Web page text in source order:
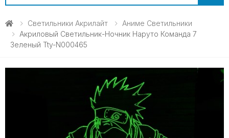
Светильники Акрилайт
Аниме Светильники
Акриловый Светильник-Ночник Наруто Команда 7
Зеленый Tty-N000465